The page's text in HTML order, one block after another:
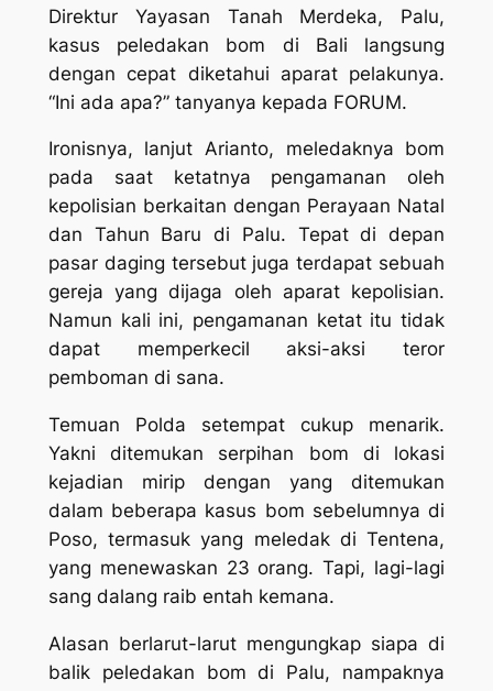
Direktur Yayasan Tanah Merdeka, Palu,
kasus peledakan bom di Bali langsung
dengan cepat diketahui aparat pelakunya.
“Ini ada apa?” tanyanya kepada FORUM.
Ironisnya, lanjut Arianto, meledaknya bom
pada saat ketatnya pengamanan oleh
kepolisian berkaitan dengan Perayaan Natal
dan Tahun Baru di Palu. Tepat di depan
pasar daging tersebut juga terdapat sebuah
gereja yang dijaga oleh aparat kepolisian.
Namun kali ini, pengamanan ketat itu tidak
dapat memperkecil aksi-aksi teror
pemboman di sana.
Temuan Polda setempat cukup menarik.
Yakni ditemukan serpihan bom di lokasi
kejadian mirip dengan yang ditemukan
dalam beberapa kasus bom sebelumnya di
Poso, termasuk yang meledak di Tentena,
yang menewaskan 23 orang. Tapi, lagi-lagi
sang dalang raib entah kemana.
Alasan berlarut-larut mengungkap siapa di
balik peledakan bom di Palu, nampaknya